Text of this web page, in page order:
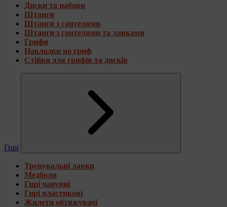
Диски та набори
Штанги
Штанги з гантелями
Штанги з гантелями та лавками
Грифи
Накладки на гриф
Стійки для грифів та дисків
Гирі
Тренувальні лавки
Медболи
Гирі чавунні
Гирі пластикові
Жилети обтяжувачі